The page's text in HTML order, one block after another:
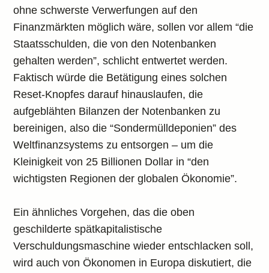
ohne schwerste Verwerfungen auf den
Finanzmärkten möglich wäre, sollen vor allem “die
Staatsschulden, die von den Notenbanken
gehalten werden”, schlicht entwertet werden.
Faktisch würde die Betätigung eines solchen
Reset-Knopfes darauf hinauslaufen, die
aufgeblähten Bilanzen der Notenbanken zu
bereinigen, also die “Sondermülldeponien” des
Weltfinanzsystems zu entsorgen – um die
Kleinigkeit von 25 Billionen Dollar in “den
wichtigsten Regionen der globalen Ökonomie”.
Ein ähnliches Vorgehen, das die oben
geschilderte spätkapitalistische
Verschuldungsmaschine wieder entschlacken soll,
wird auch von Ökonomen in Europa diskutiert, die